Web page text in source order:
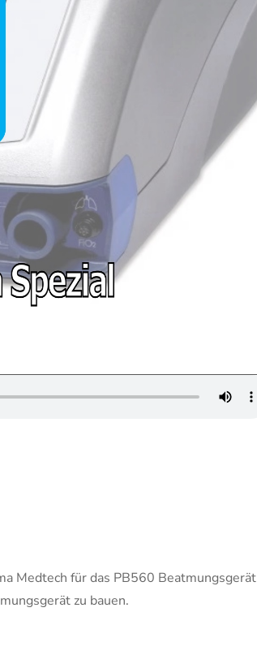
Medtech für das PB560 Beatmungsgerät
zu bauen.